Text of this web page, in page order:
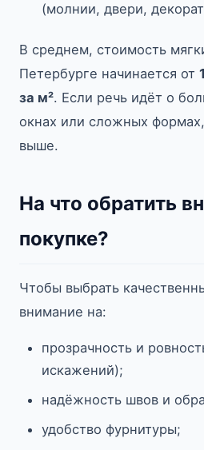
(молнии, двери,
В среднем, стоимость
Петербурге начинается от
за м². Если речь идёт о
окнах или сложных
выше.
На что обратить
покупке?
Чтобы выбрать
внимание на:
прозрачность и
искажений);
надёжность швов и
удобство фурнитуры;